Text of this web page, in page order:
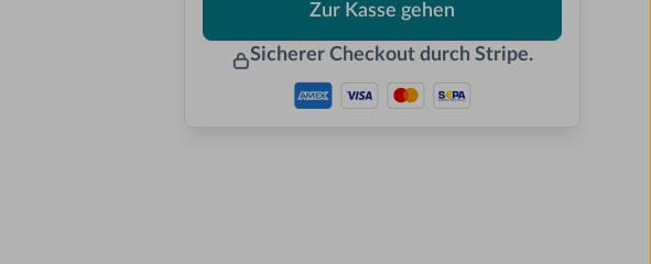
Zur Kasse gehen
Sicherer Checkout durch Stripe.